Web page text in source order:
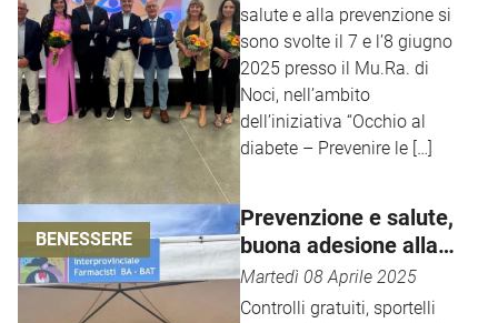
salute e alla prevenzione si
sono svolte il 7 e l’8 giugno
2025 presso il Mu.Ra. di
Noci, nell’ambito
dell’iniziativa “Occhio al
diabete – Prevenire le […]
BENESSERE
Prevenzione e salute,
buona adesione alla
giornata del 6 aprile a
Noci
Martedì 08 Aprile 2025
Controlli gratuiti, sportelli